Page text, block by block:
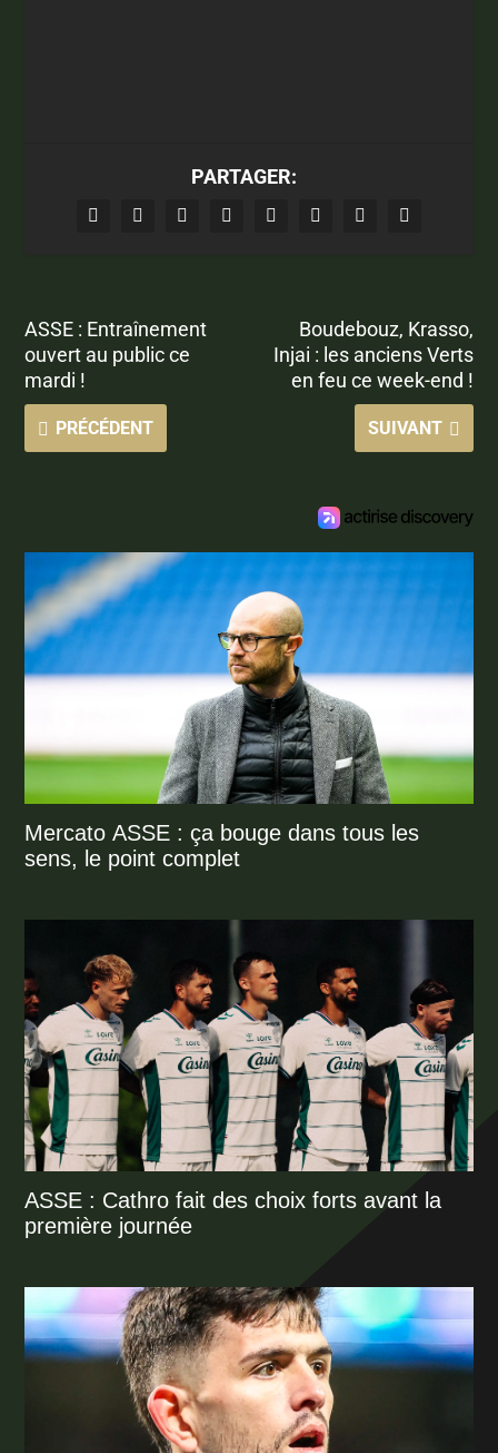
PARTAGER:
ASSE : Entraînement
ouvert au public ce
mardi !
PRÉCÉDENT
Boudebouz, Krasso,
Injai : les anciens Verts
en feu ce week-end !
SUIVANT
Mercato ASSE : ça bouge dans tous les
sens, le point complet
ASSE : Cathro fait des choix forts avant la
première journée